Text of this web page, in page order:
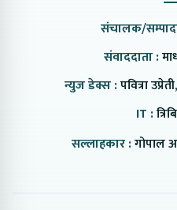
संचालक/
संवाददाता :
न्युज डेक्स :पवित्रा
IT :
सल्लाहकार :गोपाल